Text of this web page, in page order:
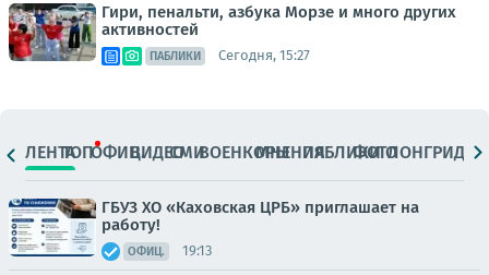
Гири, пенальти, азбука Морзе и много других
активностей
ПАБЛИКИ Сегодня, 15:27
ЛЕНТАТОПОФИЦ.ВИДЕОСМИВОЕНКОРЫМНЕНИЯПАБЛИКИ
ФОТОЛОНГРИДЫ
ГБУЗ ХО «Каховская ЦРБ» приглашает на
работу!
ОФИЦ. 19:13